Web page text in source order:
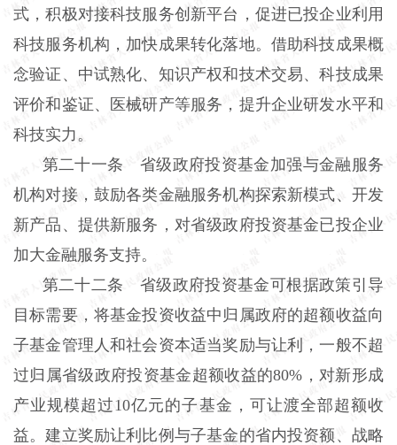
式，积极对接科技服务创新平台，促进已投企业利用
科技服务机构，加快成果转化落地。借助科技成果概
念验证、中试熟化、知识产权和技术交易、科技成果
评价和鉴证、医械研产等服务，提升企业研发水平和
科技实力。
第二十一条 省级政府投资基金加强与金融服务
机构对接，鼓励各类金融服务机构探索新模式、开发
新产品、提供新服务，对省级政府投资基金已投企业
加大金融服务支持。
第二十二条 省级政府投资基金可根据政策引导
目标需要，将基金投资收益中归属政府的超额收益向
子基金管理人和社会资本适当奖励与让利，一般不超
过归属省级政府投资基金超额收益的80%，对新形成
产业规模超过10亿元的子基金，可让渡全部超额收
益。建立奖励让利比例与子基金的省内投资额、战略